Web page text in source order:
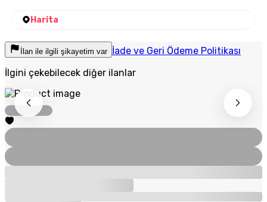
Harita
İlan ile ilgili şikayetim var İade ve Geri Ödeme Politikası
İlgini çekebilecek diğer ilanlar